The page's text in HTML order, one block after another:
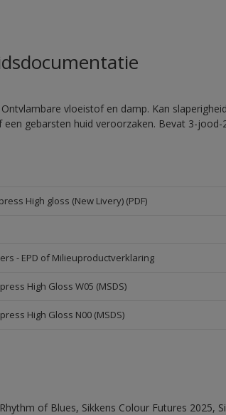
vloeistof en damp. Kan
gebarsten huid veroorzaken. Bevat 3-
High gloss (New Livery) (PDF)
- EPD of Milieuproductverklaring
High Gloss W05 (MSDS)
High Gloss N00 (MSDS)
of Blues, Sikkens Colour Futures 2025,